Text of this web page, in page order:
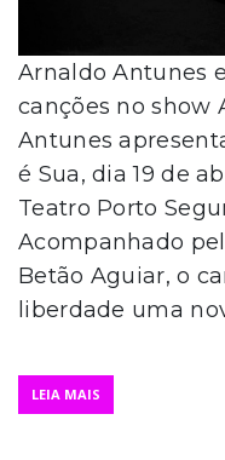
Arnaldo Antunes
canções no show
Antunes
é Sua, dia 19 de
Teatro Porto
Acompanhado
Betão Aguiar, o
liberdade uma
LEIA MAIS